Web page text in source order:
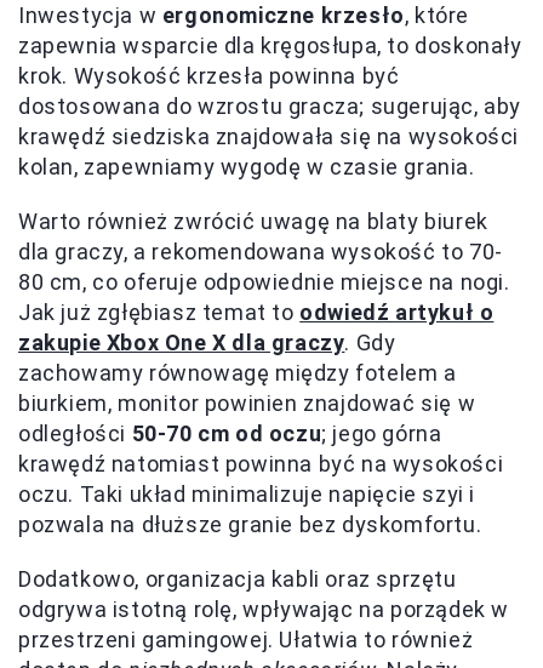
Inwestycja w ergonomiczne krzesło, które
zapewnia wsparcie dla kręgosłupa, to doskonały
krok. Wysokość krzesła powinna być
dostosowana do wzrostu gracza; sugerując, aby
krawędź siedziska znajdowała się na wysokości
kolan, zapewniamy wygodę w czasie grania.
Warto również zwrócić uwagę na blaty biurek
dla graczy, a rekomendowana wysokość to 70-
80 cm, co oferuje odpowiednie miejsce na nogi.
Jak już zgłębiasz temat to odwiedź artykuł o
zakupie Xbox One X dla graczy. Gdy
zachowamy równowagę między fotelem a
biurkiem, monitor powinien znajdować się w
odległości 50-70 cm od oczu; jego górna
krawędź natomiast powinna być na wysokości
oczu. Taki układ minimalizuje napięcie szyi i
pozwala na dłuższe granie bez dyskomfortu.
Dodatkowo, organizacja kabli oraz sprzętu
odgrywa istotną rolę, wpływając na porządek w
przestrzeni gamingowej. Ułatwia to również